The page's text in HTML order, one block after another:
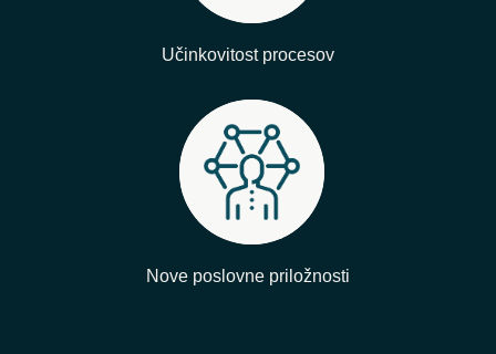
Učinkovitost procesov
Nove poslovne priložnosti